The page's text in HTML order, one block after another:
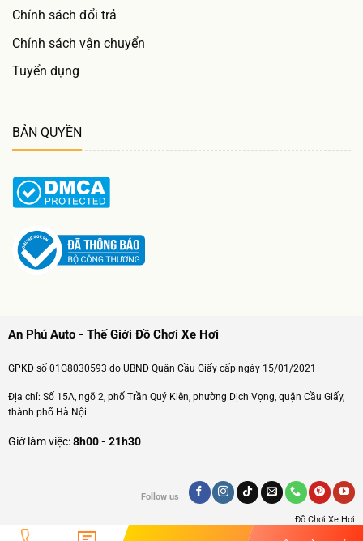
Chính sách đổi trả
Chính sách vận chuyển
Tuyển dụng
BẢN QUYỀN
An Phú Auto - Thế Giới Đồ Chơi Xe Hơi
GPKD số 01G8030593 do UBND Quận Cầu Giấy cấp ngày 15/01/2021
Địa chỉ: Số 15A, ngõ 2, phố Trần Quý Kiên, phường Dịch Vọng, quận Cầu Giấy,
thành phố Hà Nội
Giờ làm việc:8h00 - 21h30
Follow us
Đồ Chơi Xe Hơi